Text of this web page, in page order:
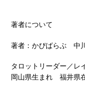
著者について
著者：かぴばらぶ 中
タロットリーダー／レ
岡山県生まれ 福井県